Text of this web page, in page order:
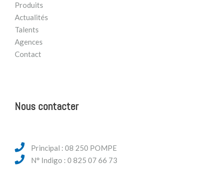
Produits
Actualités
Talents
Agences
Contact
Nous contacter
Principal : 08 250 POMPE
N° Indigo : 0 825 07 66 73